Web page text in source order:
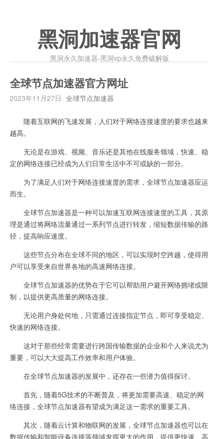
黑洞加速器官网
黑洞永久加速器-黑洞vp永久免费破解版
全球节点加速器官方网址
2023年11月27日 全球节点加速器
随着互联网的飞速发展，人们对于网络连接速度的要求也越来
越高。
无论是在游戏、视频、音乐还是其他在线服务领域，快速、稳
定的网络连接已经成为人们日常生活中不可或缺的一部分。
为了满足人们对于网络连接速度的需求，全球节点加速器应运
而生。
全球节点加速器是一种可以加速互联网连接速度的工具，其原
理是通过将网络流量通过一系列节点进行转发，缩短数据传输的路
径，提高响应速度。
这些节点分布在全球不同的地区，可以实现时空跨越，使得用
户可以享受来自世界各地的高速网络连接。
全球节点加速器的优势在于它可以帮助用户避开网络拥堵或限
制，以提供更高质量的网络连接。
无论用户身处何地，只需通过连接指定节点，即可享受稳定、
快速的网络连接。
这对于那些经常需要进行跨国传输数据的企业和个人来说尤为
重要，可以大大提高工作效率和用户体验。
在全球节点加速器的发展中，还存在一些潜力值得探讨。
首先，随着5G技术的不断普及，将更加需要高速、稳定的网
络连接，全球节点加速器有望成为满足这一需求的重要工具。
其次，随着云计算和物联网的发展，全球节点加速器也可以在
数据传输和智能设备连接等领域发挥更大的作用，提供更快速、高